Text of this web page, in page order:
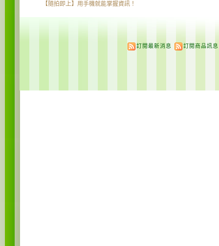
【隨拍即上】用手機就能掌握資訊！
訂閱最新消息 訂閱商品訊息